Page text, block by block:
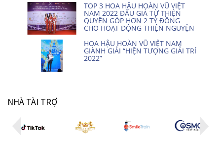
TOP 3 HOA HẬU HOÀN VŨ VIỆT
NAM 2022 ĐẤU GIÁ TỪ THIỆN
QUYÊN GÓP HƠN 2 TỶ ĐỒNG
CHO HOẠT ĐỘNG THIỆN NGUYỆN
HOA HẬU HOÀN VŨ VIỆT NAM
GIÀNH GIẢI “HIỆN TƯỢNG GIẢI TRÍ
2022”
NHÀ TÀI TRỢ